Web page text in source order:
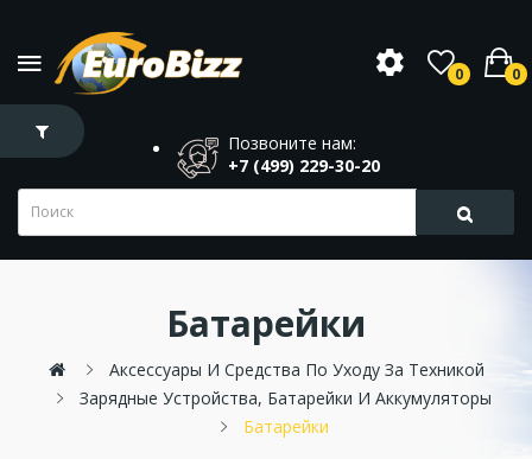
0 0
Позвоните нам:
+7 (499) 229-30-20
Батарейки
Аксессуары И Средства По Уходу За Техникой
Зарядные Устройства, Батарейки И Аккумуляторы
Батарейки